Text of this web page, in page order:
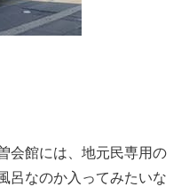
会館には、地元民専用の
呂なのか入ってみたいな